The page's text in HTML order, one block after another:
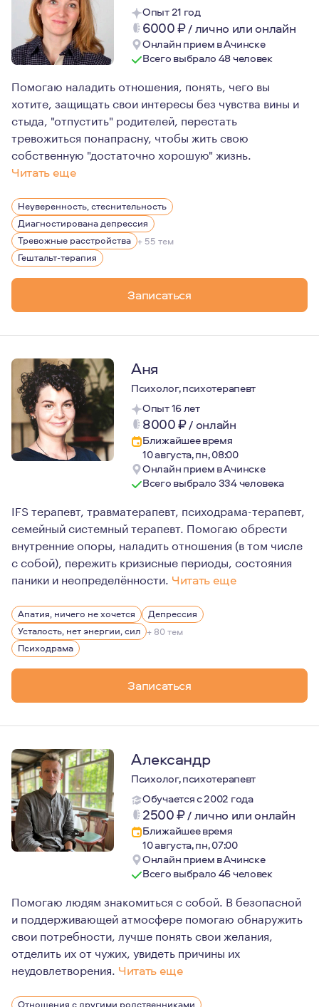
Опыт 21 год
6000₽/лично или онлайн
Онлайн прием в Ачинске
Всего выбрало 48 человек
Помогаю наладить отношения, понять, чего вы
хотите, защищать свои интересы без чувства вины и
стыда, "отпустить" родителей, перестать
тревожиться понапрасну, чтобы жить свою
собственную "достаточно хорошую" жизнь.
Читать еще
Работаю в длительном формате и провожу разовые
Неуверенность, стеснительность
Диагностирована депрессия
Тревожные расстройства + 55 тем
Гештальт-терапия
Записаться
Аня
Психолог, психотерапевт
Опыт 16 лет
8000₽/ онлайн
Ближайшее время
10 августа, пн, 08:00
Онлайн прием в Ачинске
Всего выбрало 334 человека
IFS терапевт, травматерапевт, психодрама-терапевт,
семейный системный терапевт. Помогаю обрести
внутренние опоры, наладить отношения (в том числе
с собой), пережить кризисные периоды, состояния
паники и неопределённости. Читать еще
Я хорошо обучена этике, опираюсь на нее в
Прохожу личную психотерапию регулярно с 2018г. До
Это даёт мне возможность быть устойчивой с
Также я регулярно прохожу супервизии (это
Я нахожусь за пределами России, и у меня есть
Апатия, ничего не хочется
Депрессия
Усталость, нет энергии, сил + 80 тем
Психодрама
Записаться
Александр
Психолог, психотерапевт
Обучается с 2002 года
2500₽/лично или онлайн
Ближайшее время
10 августа, пн, 07:00
Онлайн прием в Ачинске
Всего выбрало 46 человек
Помогаю людям знакомиться с собой. В безопасной
и поддерживающей атмосфере помогаю обнаружить
свои потребности, лучше понять свои желания,
отделить их от чужих, увидеть причины их
неудовлетворения. Читать еще
Психологическое образование я получил в военном
Отношения с другими родственниками